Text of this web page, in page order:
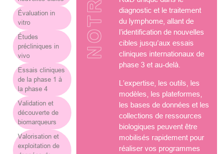
Évaluation in
vitro
Études
précliniques in
vivo
Essais cliniques
de la phase 1 à
la phase 4
Validation et
découverte de
biomarqueurs
Valorisation et
exploitation de
diagnostic et le traitement
du lymphome, allant de
l’identification de nouvelles
cibles jusqu’aux essais
cliniques internationaux de
phase 3 et au-delà.
L’expertise, les outils, les
modèles, les plateformes,
les bases de données et les
collections de ressources
biologiques peuvent être
mobilisés rapidement pour
réaliser vos programmes